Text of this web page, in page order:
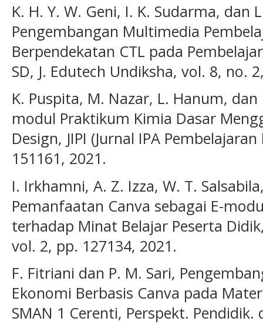
K. H. Y. W. Geni, I. K. Sudarma, dan
Pengembangan Multimedia
Berpendekatan CTL pada
SD, J. Edutech Undiksha, vol. 8, no.
K. Puspita, M. Nazar, L. Hanum,
modul Praktikum Kimia Dasar
Design, JIPI (Jurnal IPA
151161, 2021.
I. Irkhamni, A. Z. Izza, W. T.
Pemanfaatan Canva sebagai E-
terhadap Minat Belajar Peserta
vol. 2, pp. 127134, 2021.
F. Fitriani dan P. M. Sari,
Ekonomi Berbasis Canva pada
SMAN 1 Cerenti, Perspekt.